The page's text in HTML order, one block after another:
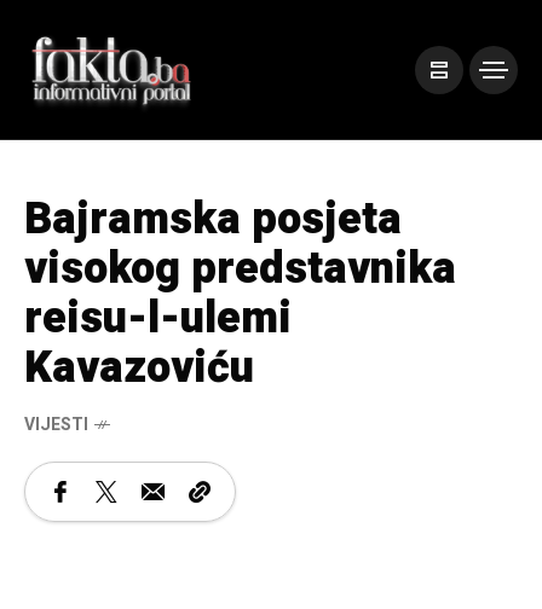
Bajramska posjeta
visokog predstavnika
reisu-l-ulemi
Kavazoviću
VIJESTI